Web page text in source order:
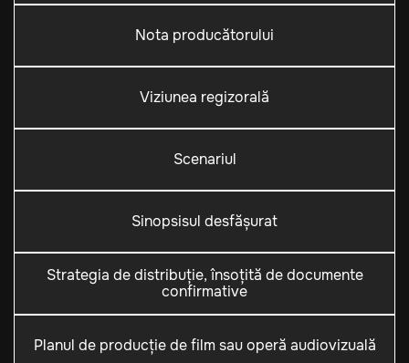
Nota producătorului
Viziunea regizorală
Scenariul
Sinopsisul desfășurat
Strategia de distribuție, însoțită de documente
confirmative
Planul de producție de film sau operă audiovizuală